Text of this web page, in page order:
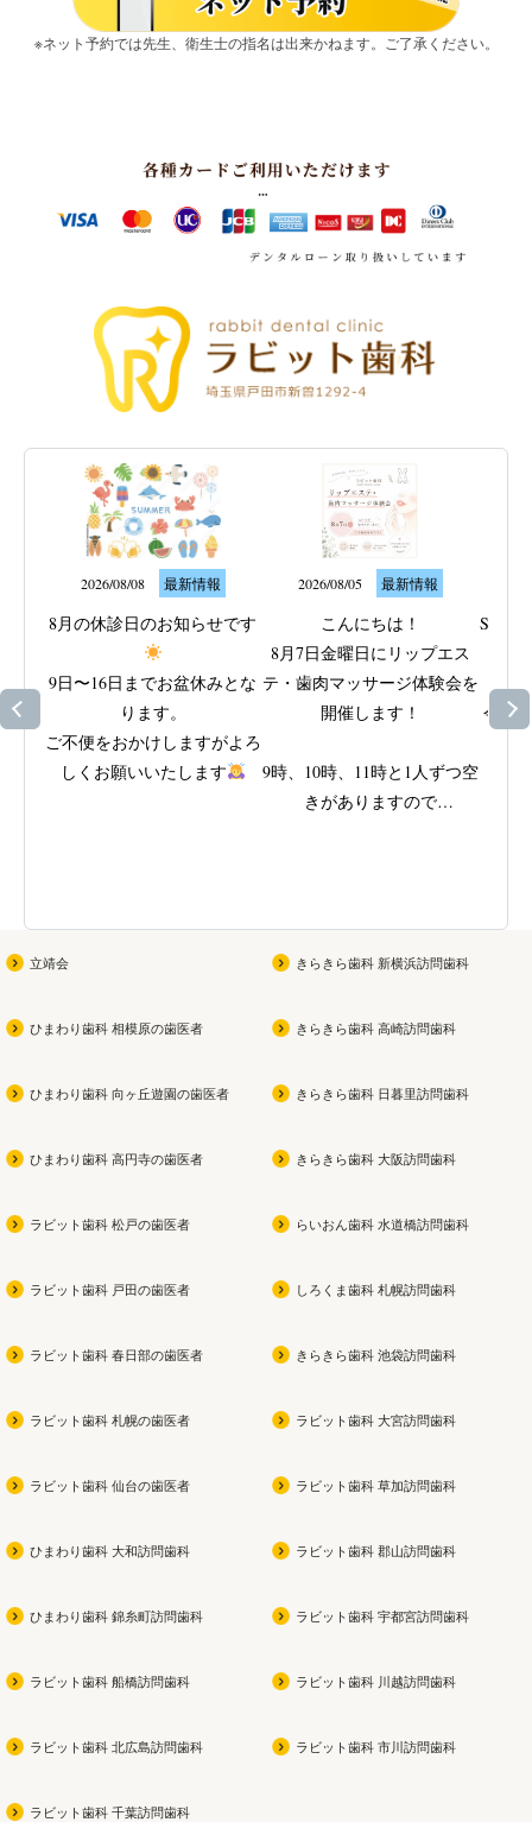
※ネット予約では先生、衛生士の指名は出来かねます。ご了承ください。
2026/08/08 最新情報
8月の休診日のお知らせです
9日〜16日までお盆休みとな
ります。
ご不便をおかけしますがよろ
しくお願いいたします
2026/08/05 最新情報
こんにちは！
8月7日金曜日にリップエス
テ・歯肉マッサージ体験会を
開催します！
9時、10時、11時と1人ずつ空
きがありますので
お子さんが参加できる夏祭り
ぜひ遊びに来てください
SP-T
今の
立靖会
ひまわり歯科 相模原の歯医者
ひまわり歯科 向ヶ丘遊園の歯医者
ひまわり歯科 高円寺の歯医者
ラビット歯科 松戸の歯医者
ラビット歯科 戸田の歯医者
ラビット歯科 春日部の歯医者
ラビット歯科 札幌の歯医者
ラビット歯科 仙台の歯医者
ひまわり歯科 大和訪問歯科
ひまわり歯科 錦糸町訪問歯科
ラビット歯科 船橋訪問歯科
ラビット歯科 北広島訪問歯科
ラビット歯科 千葉訪問歯科
きらきら歯科 新横浜訪問歯科
きらきら歯科 高崎訪問歯科
きらきら歯科 日暮里訪問歯科
きらきら歯科 大阪訪問歯科
らいおん歯科 水道橋訪問歯科
しろくま歯科 札幌訪問歯科
きらきら歯科 池袋訪問歯科
ラビット歯科 大宮訪問歯科
ラビット歯科 草加訪問歯科
ラビット歯科 郡山訪問歯科
ラビット歯科 宇都宮訪問歯科
ラビット歯科 川越訪問歯科
ラビット歯科 市川訪問歯科